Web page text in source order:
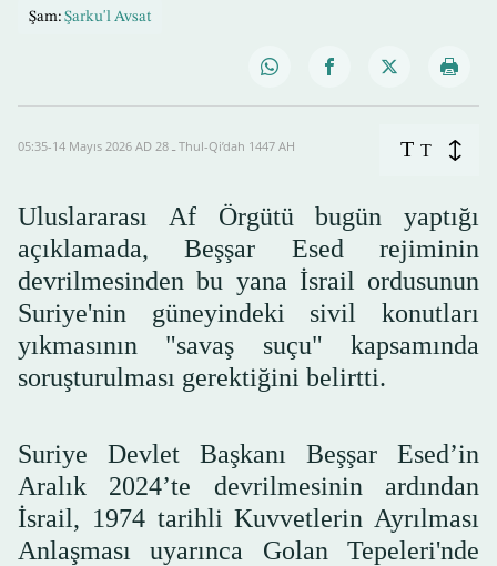
Şam: Şarku'l Avsat
05:35-14 Mayıs 2026 AD ـ 28 Thul-Qi’dah 1447 AH T T
Uluslararası Af Örgütü bugün yaptığı
açıklamada, Beşşar Esed rejiminin
devrilmesinden bu yana İsrail ordusunun
Suriye'nin güneyindeki sivil konutları
yıkmasının "savaş suçu" kapsamında
soruşturulması gerektiğini belirtti.
Suriye Devlet Başkanı Beşşar Esed’in
Aralık 2024’te devrilmesinin ardından
İsrail, 1974 tarihli Kuvvetlerin Ayrılması
Anlaşması uyarınca Golan Tepeleri'nde